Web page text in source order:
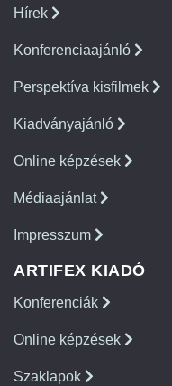
Hírek
Konferenciaajánló
Perspektíva kisfilmek
Kiadványajánló
Online képzések
Médiaajánlat
Impresszum
ARTIFEX KIADÓ
Konferenciák
Online képzések
Szaklapok